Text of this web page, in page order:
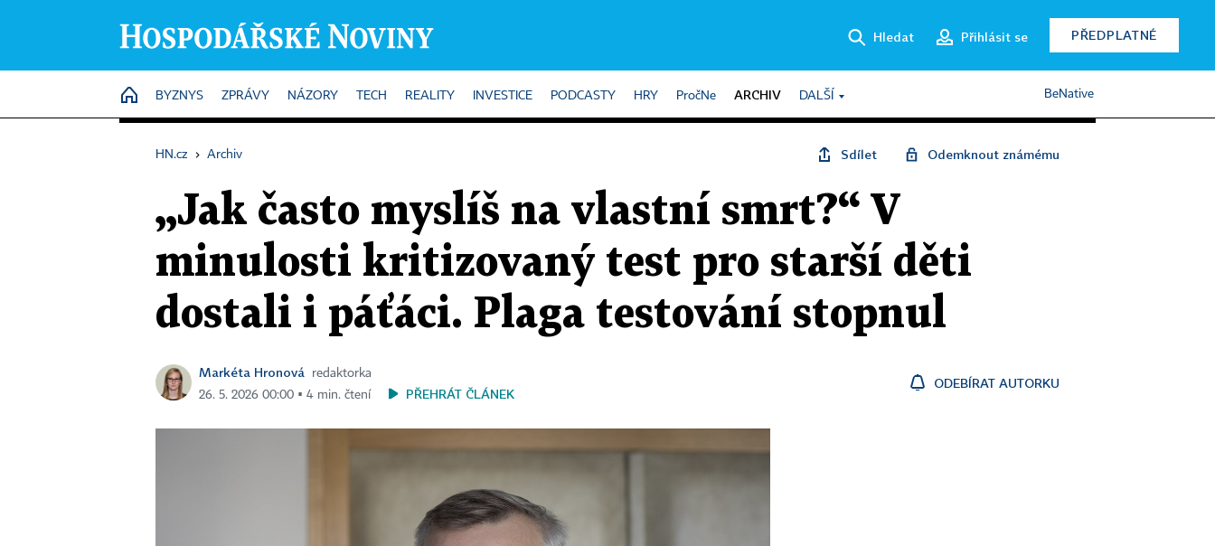
Hledat Přihlásit se PŘEDPLATNÉ
HOME
BYZNYS ZPRÁVY NÁZORY TECH REALITY INVESTICE PODCASTY HRY PročNe ARCHIV DALŠÍ BeNative
HN.cz › Archiv Sdílet Odemknout známému
„Jak často myslíš na vlastní smrt?“ V
minulosti kritizovaný test pro starší děti
dostali i páťáci. Plaga testování stopnul
Markéta Hronová
redaktorka
26. 5. 2026 00:00 ▪ 4 min. čtení
PŘEHRÁT ČLÁNEK
ODEBÍRAT AUTORKU